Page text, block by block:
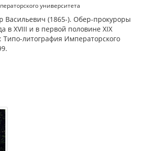
университета
Васильевич (1865-). Обер-прокуроры
в XVIII и в первой половине XIX
Типо-литография Императорского